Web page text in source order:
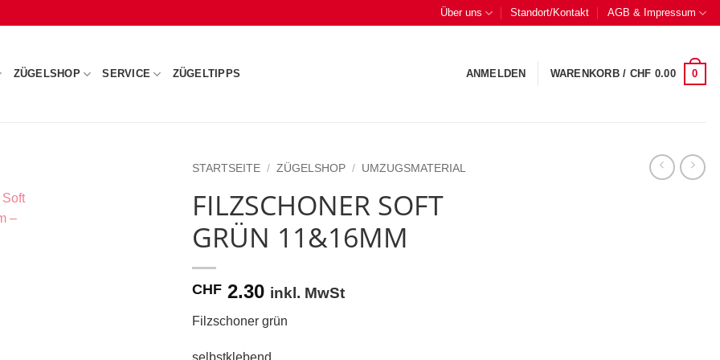
Über uns Standort/Kontakt AGB & Impressum
ZÜGELSHOP SERVICE ZÜGELTIPPS ANMELDEN WARENKORB / CHF 0.00 0
STARTSEITE / ZÜGELSHOP / UMZUGSMATERIAL
FILZSCHONER SOFT
GRÜN 11&16MM
CHF 2.30 inkl. MwSt
Filzschoner grün